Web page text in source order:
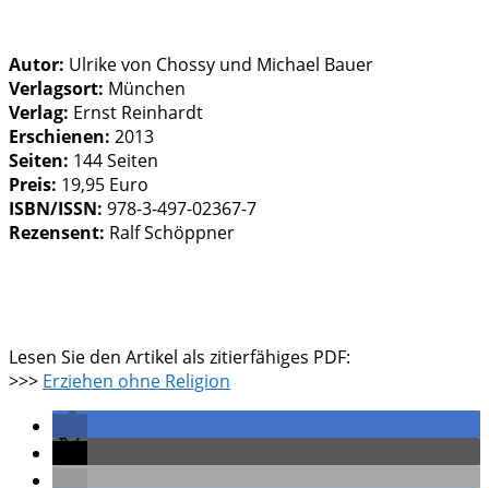
Autor: Ulrike von Chossy und Michael Bauer
Verlagsort: München
Verlag: Ernst Reinhardt
Erschienen: 2013
Seiten: 144 Seiten
Preis: 19,95 Euro
ISBN/ISSN: 978-3-497-02367-7
Rezensent: Ralf Schöppner
Lesen Sie den Artikel als zitierfähiges PDF:
>>> Erziehen ohne Religion